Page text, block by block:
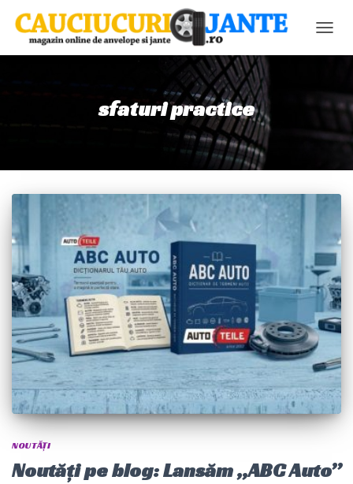
sfaturi practice
NOUTĂȚI
Noutăți pe blog: Lansăm „ABC Auto”